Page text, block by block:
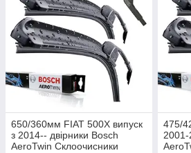
650/360мм FIAT 500X випуск
з 2014-- двірники Bosch
AeroTwin Склоочисники
475/
2001-